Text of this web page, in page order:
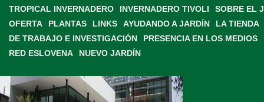
TROPICAL INVERNADERO
INVERNADERO TIVOLI
SOBRE EL
OFERTA
PLANTAS LINKS AYUDANDO A JARDÍN
LA TIENDA
DE TRABAJO E INVESTIGACIÓN
PRESENCIA EN LOS MEDIOS
RED ESLOVENA
NUEVO JARDÍN